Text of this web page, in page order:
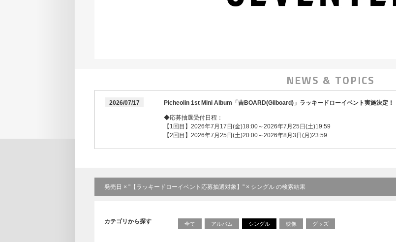
NEWS & TOPICS
2026/07/17 Picheolin 1st Mini Album「吉BOARD(Gilboard)」ラッキードローイベント実施決定！
◆応募抽選受付日程：
【1回目】2026年7月17日(金)18:00～2026年7月25日(土)19:59
【2回目】2026年7月25日(土)20:00～2026年8月3日(月)23:59
発売日 × "【ラッキードローイベント応募抽選対象】" × シングル の検索結果
カテゴリから探す 全て アルバム シングル 映像 グッズ